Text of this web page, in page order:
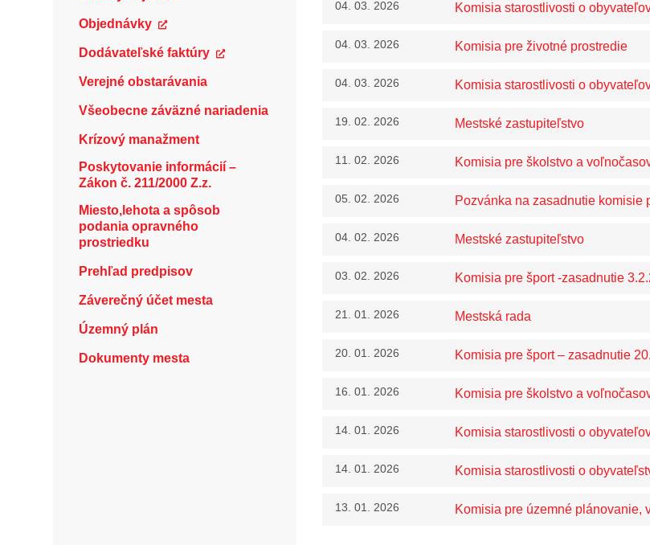
Objednávky
Dodávateľské faktúry
Verejné obstarávania
Všeobecne záväzné nariadenia
Krízový manažment
Poskytovanie informácií –
Zákon č. 211/2000 Z.z.
Miesto,lehota a spôsob
podania opravného
prostriedku
Prehľad predpisov
Záverečný účet mesta
Územný plán
Dokumenty mesta
04. 03. 2026 Komisia starostlivosti o
04. 03. 2026 Komisia pre životné prostredie
04. 03. 2026 Komisia starostlivosti o
19. 02. 2026 Mestské zastupiteľstvo
11. 02. 2026 Komisia pre školstvo a
05. 02. 2026 Pozvánka na zasadnutie komisie
04. 02. 2026 Mestské zastupiteľstvo
03. 02. 2026 Komisia pre šport -zasadnutie
21. 01. 2026 Mestská rada
20. 01. 2026 Komisia pre šport – zasadnutie
16. 01. 2026 Komisia pre školstvo a
14. 01. 2026 Komisia starostlivosti o
14. 01. 2026 Komisia starostlivosti o
13. 01. 2026 Komisia pre územné plánovanie,